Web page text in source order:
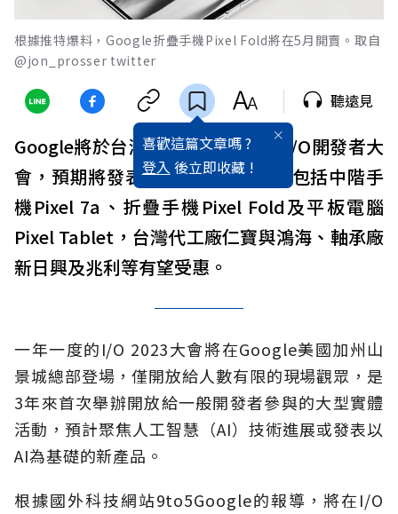
根據推特爆料，Google折疊手機Pixel Fold將在5月開賣。取自
@jon_prosser twitter
喜歡這篇文章嗎 ?
登入 後立即收藏 !
聽遠見
Google將於台灣時間5月11日舉辦I/O開發者大
會，預期將發表多項硬體新產品，包括中階手
機Pixel 7a、折疊手機Pixel Fold及平板電腦
Pixel Tablet，台灣代工廠仁寶與鴻海、軸承廠
新日興及兆利等有望受惠。
一年一度的I/O 2023大會將在Google美國加州山
景城總部登場，僅開放給人數有限的現場觀眾，是
3年來首次舉辦開放給一般開發者參與的大型實體
活動，預計聚焦人工智慧（AI）技術進展或發表以
AI為基礎的新產品。
根據國外科技網站9to5Google的報導，將在I/O